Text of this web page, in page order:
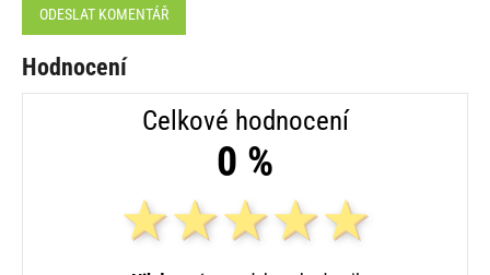
ODESLAT KOMENTÁŘ
Hodnocení
Celkové hodnocení
0 %